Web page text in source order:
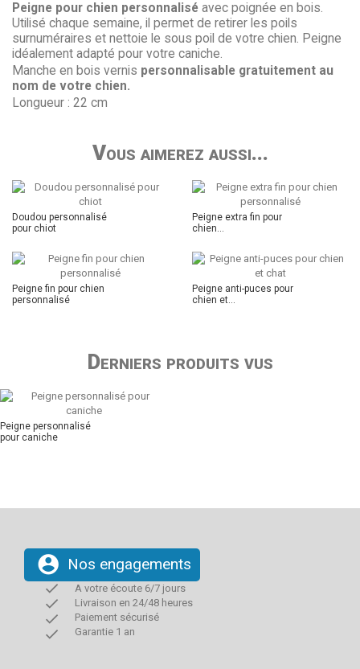
Peigne pour chien personnalisé avec poignée en bois.
Utilisé chaque semaine, il permet de retirer les poils
surnuméraires et nettoie le sous poil de votre chien. Peigne
idéalement adapté pour votre caniche.
Manche en bois vernis personnalisable gratuitement au
nom de votre chien.
Longueur : 22 cm
Vous aimerez aussi...
Doudou personnalisé
pour chiot
Peigne extra fin pour
chien...
Peigne fin pour chien
personnalisé
Peigne anti-puces pour
chien et...
Derniers produits vus
Peigne personnalisé
pour caniche
account_circle Nos engagements
done A votre écoute 6/7 jours
done Livraison en 24/48 heures
done Paiement sécurisé
done Garantie 1 an